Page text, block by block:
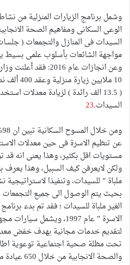
وشمل برنامج الزيارات المنزلية من
الوعى السكانى ومفاهيم الصحة
السيدات فى المنازل والتجمعات (
مواجهة الشائعات بأسلوب علمى بسيط
وعن انجازات عام
10 ملايين
( 13.5 الف رائدة ) لزيادة معدلات
السيدات.23
عن تنظيم الاسرة فى حين معدلات
مستويات اقل بكثير، وهذا يعنى انه
ولكن لايعرفن كيف السبيل، وهذا
ملباة ” للسيدات، وتنفيذا
بحيث يتم الوصول الى جميع التجمعات
الغير ملباة للسيدات ؛ فقد تم بدء
الاسرة ” عام 1997،
لتقديم خدمات مجانية بهدف خفض
تحت مظلة صحية اجتماعية توعوية
والصحة الانجابية من خلال 650 عيادة متنقلة .